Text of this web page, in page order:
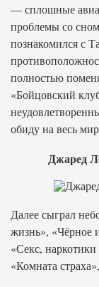
— сплошные
проблемы со
познакомился с
полностью
«Бойцовский
обиду на весь
Джаред
Далее сыграл
жизнь», «Чёрное
«Секс,
«Комната